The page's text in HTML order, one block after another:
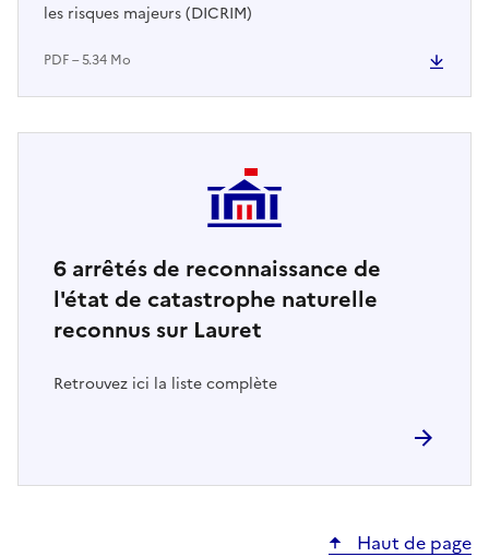
PDF – 5.34 Mo
les risques majeurs (DICRIM)
6 arrêtés de reconnaissance de
l'état de catastrophe naturelle
reconnus sur Lauret
Retrouvez ici la liste complète
Haut de page